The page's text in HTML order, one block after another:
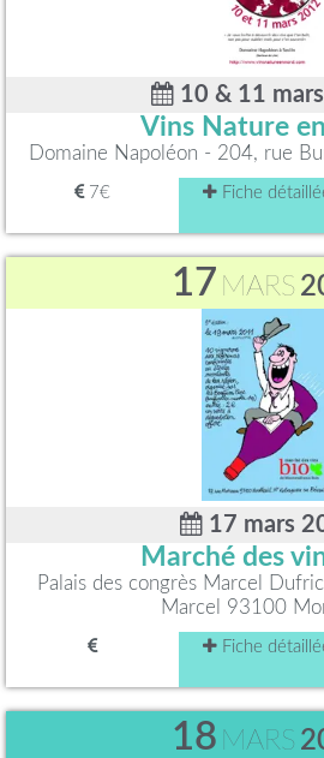
10 & 11
Vins Nature
Domaine Napoléon - 204, rue
7€ Fiche
17 MARS
17 mars
Marché des
Palais des congrès Marcel
Marcel 93100
Fiche
18 MARS